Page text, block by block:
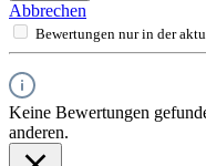
Abbrechen
Bewertungen nur in der
Keine Bewertungen
anderen.